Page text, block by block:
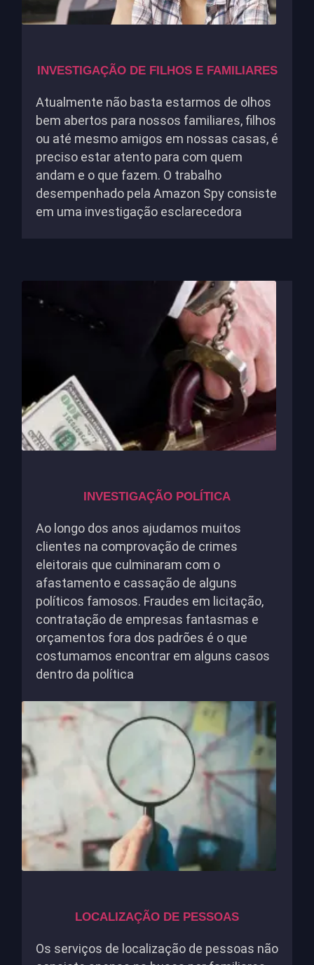
INVESTIGAÇÃO DE FILHOS E FAMILIARES
Atualmente não basta estarmos de olhos
bem abertos para nossos familiares, filhos
ou até mesmo amigos em nossas casas, é
preciso estar atento para com quem
andam e o que fazem. O trabalho
desempenhado pela Amazon Spy consiste
em uma investigação esclarecedora
INVESTIGAÇÃO POLÍTICA
Ao longo dos anos ajudamos muitos
clientes na comprovação de crimes
eleitorais que culminaram com o
afastamento e cassação de alguns
políticos famosos. Fraudes em licitação,
contratação de empresas fantasmas e
orçamentos fora dos padrões é o que
costumamos encontrar em alguns casos
dentro da política
LOCALIZAÇÃO DE PESSOAS
Os serviços de localização de pessoas não